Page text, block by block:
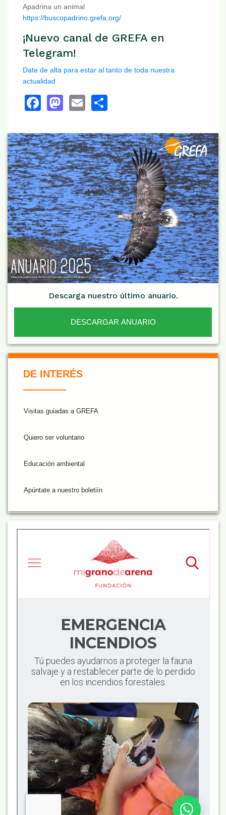
Apadrina un animal
https://buscopadrino.grefa.org/
¡Nuevo canal de GREFA en
Telegram!
Date de alta para estar al tanto de toda nuestra
actualidad
Facebook
Mastodon
Email
Descarga nuestro último anuario.
DESCARGAR ANUARIO
De Interés NARANJA
DE INTERÉS
Visitas guiadas a GREFA
Quiero ser voluntario
Educación ambiental
Apúntate a nuestro boletiín